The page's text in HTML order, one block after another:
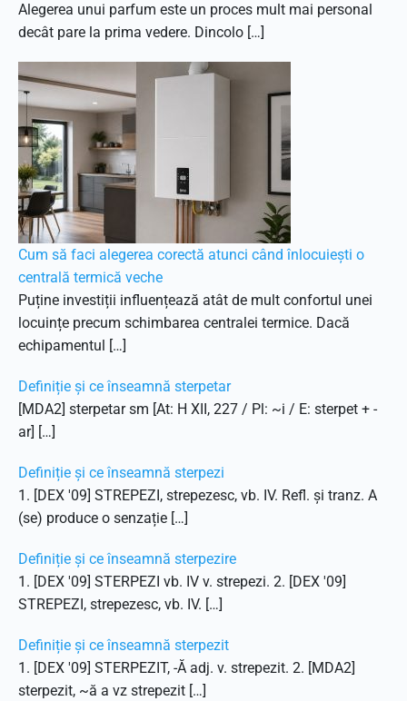
Alegerea unui parfum este un proces mult mai personal
decât pare la prima vedere. Dincolo […]
Cum să faci alegerea corectă atunci când înlocuiești o
centrală termică veche
Puține investiții influențează atât de mult confortul unei
locuințe precum schimbarea centralei termice. Dacă
echipamentul […]
Definiție și ce înseamnă sterpetar
[MDA2] sterpetar sm [At: H XII, 227 / Pl: ~i / E: sterpet + -
ar] […]
Definiție și ce înseamnă sterpezi
1. [DEX '09] STREPEZI, strepezesc, vb. IV. Refl. și tranz. A
(se) produce o senzație […]
Definiție și ce înseamnă sterpezire
1. [DEX '09] STERPEZI vb. IV v. strepezi. 2. [DEX '09]
STREPEZI, strepezesc, vb. IV. […]
Definiție și ce înseamnă sterpezit
1. [DEX '09] STERPEZIT, -Ă adj. v. strepezit. 2. [MDA2]
sterpezit, ~ă a vz strepezit […]